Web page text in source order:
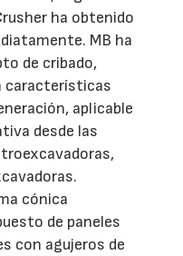
ha obtenido
MB ha
de cribado,
características
aplicable
desde las
cónica
de paneles
con agujeros de